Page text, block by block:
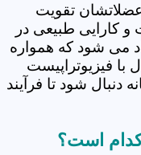
عضلاتشان تقویت
کارایی طبیعی در
می شود که همواره
با فیزیوتراپیست
دنبال شود تا فرآیند
کدام است؟